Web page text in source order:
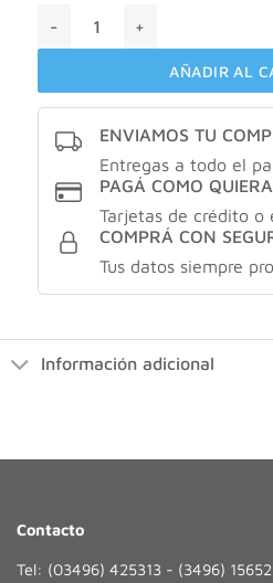
AÑADIR AL
ENVIAMOS TU
Entregas a todo el
PAGÁ COMO
Tarjetas de crédito o
COMPRÁ CON
Tus datos siempre
Información adicional
Contacto
Tel: (03496) 425313 - (3496)